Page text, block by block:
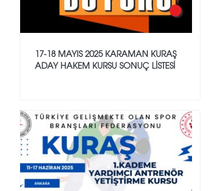
17-18 MAYIS 2025 KARAMAN KURAŞ
ADAY HAKEM KURSU SONUÇ LİSTESİ